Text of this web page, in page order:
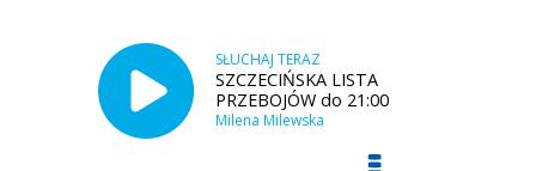
SŁUCHAJ TERAZ
SZCZECIŃSKA LISTA
PRZEBOJÓW do 21:00
Milena Milewska